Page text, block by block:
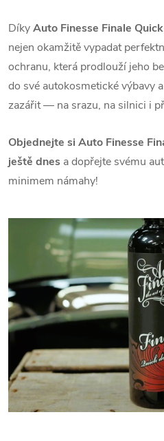
DíkyAuto Finesse Finale
nejen okamžitě vypadat
ochranu, která prodlouží jeho
do své autokosmetické výbavy
zazářit — na srazu, na silnici i
Objednejte si Auto Finesse
ještě dnes a dopřejte svému
minimem námahy!